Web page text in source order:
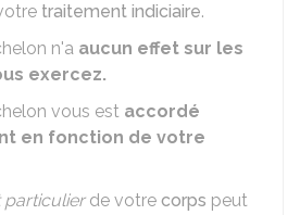
traitement indiciaire.
n'a aucun effet sur les
exercez.
vous est accordé
en fonction de votre
particulierde votre corps peut